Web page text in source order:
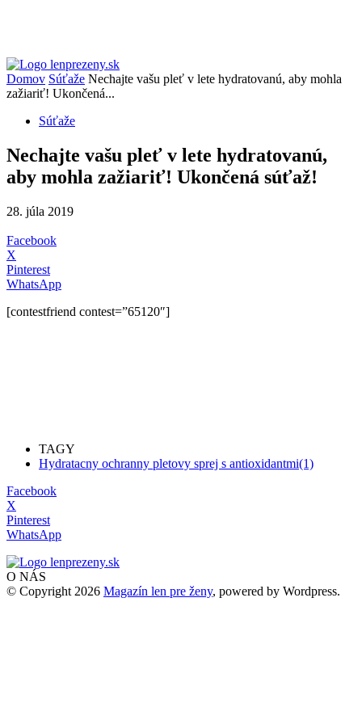
Domov Súťaže Nechajte vašu pleť v lete hydratovanú, aby mohla
zažiariť! Ukončená...
Súťaže
Nechajte vašu pleť v lete hydratovanú,
aby mohla zažiariť! Ukončená súťaž!
28. júla 2019
Facebook
X
Pinterest
WhatsApp
[contestfriend contest=”65120″]
TAGY
Hydratacny ochranny pletovy sprej s antioxidantmi(1)
Facebook
X
Pinterest
WhatsApp
O NÁS
© Copyright 2026 Magazín len pre ženy, powered by Wordpress.